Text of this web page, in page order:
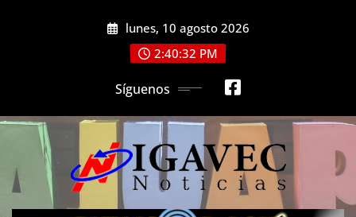
lunes, 10 agosto 2026
2:40:34 PM
Síguenos